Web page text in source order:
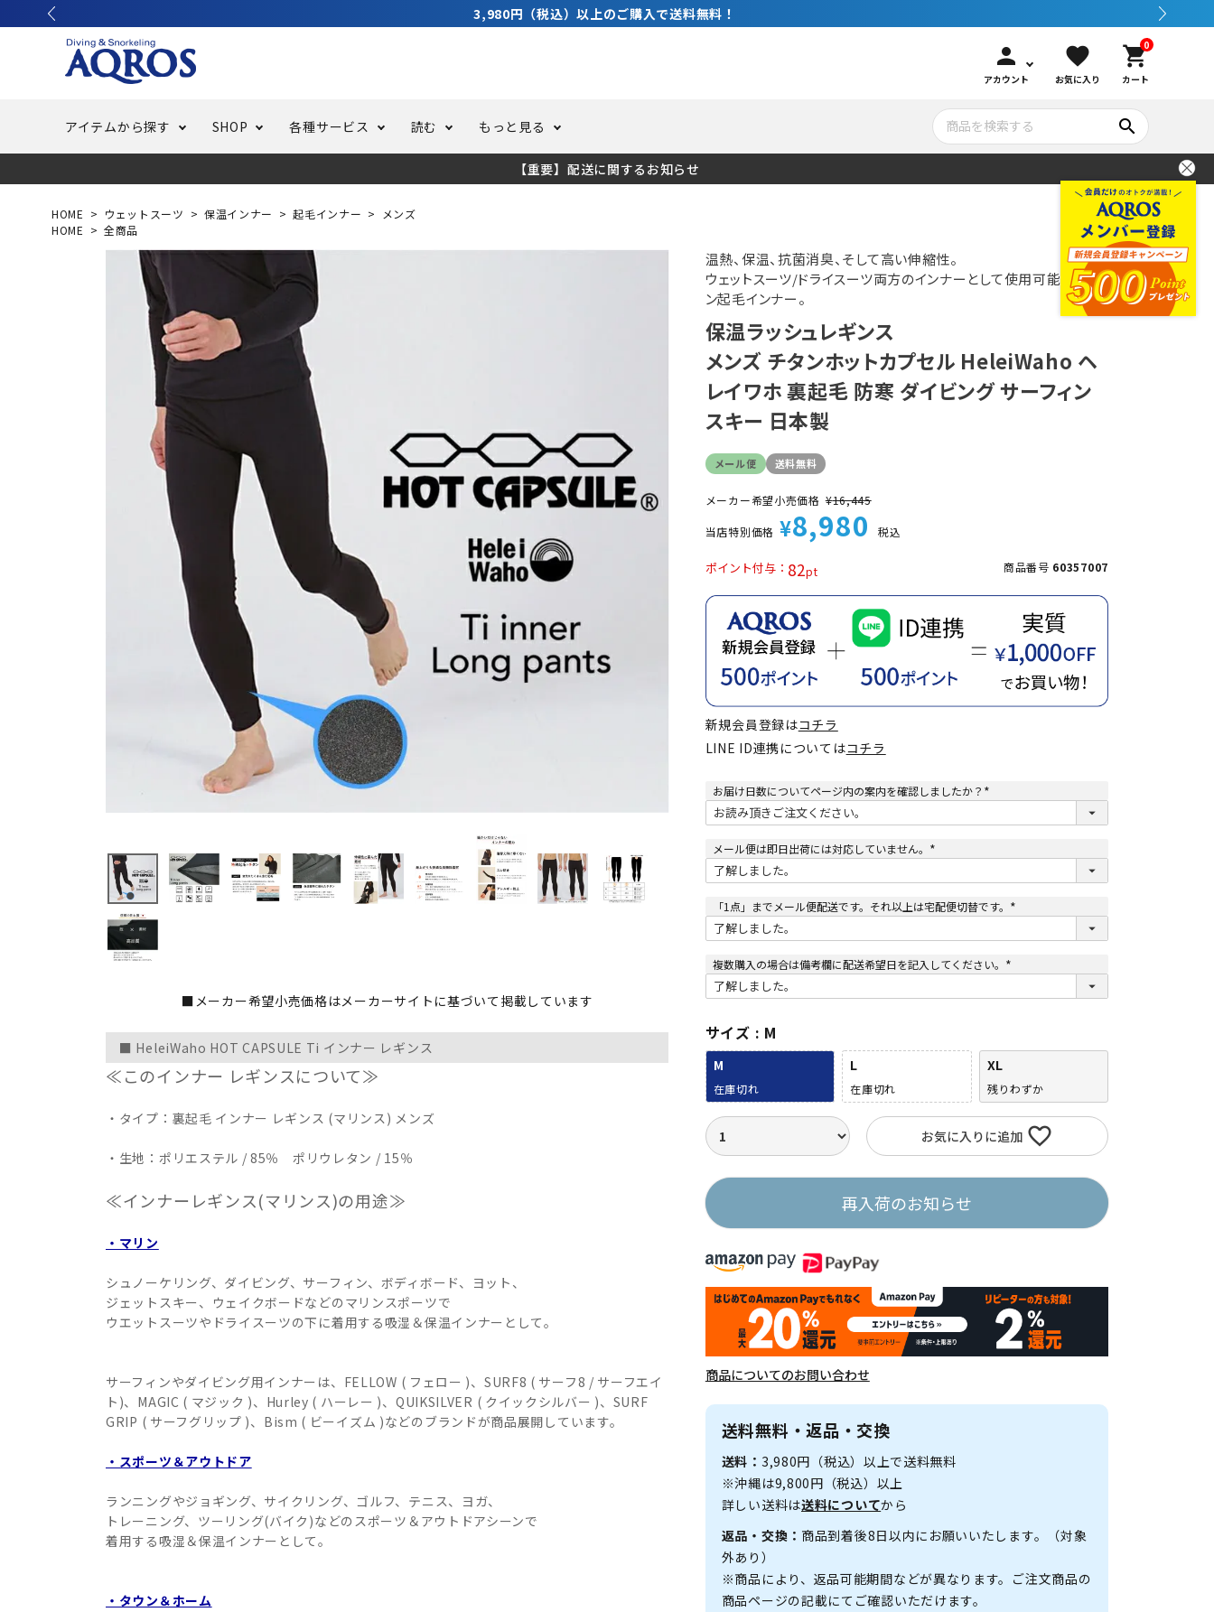
3,980円（税込）以上のご購入で送料無料！
person
アカウント
favorite
お気に入り
0
shopping_cart
カート
アイテムから探す
フリースタイルダイビング スキューバダイビング 水中ライト・ビデオライト 水中カメラ機材
バッグ・ケース メンテナンサービス・交換用パーツ
スピア・銛（モリ） アウトドア
SHOP 各種サービス 読む
でしか ちょい足しカスタム 今コレ愛用してます！ ブランド紹介
もっと見る
LINE ID連携でお買い物が便利に メルマガ登録 海の遊びをもっと知る コンセプト
search
【重要】配送に関するお知らせ
HOME ウェットスーツ 保温インナー 起毛インナー
メンズ
HOME
全商品
■メーカー希望小売価格はメーカーサイトに基づいて掲載しています
■ HeleiWaho HOT CAPSULE Ti インナー レギンス
≪このインナー レギンスについて≫
・タイプ：裏起毛 インナー レギンス (マリンス) メンズ
・生地：ポリエステル / 85％ ポリウレタン / 15％
≪インナーレギンス(マリンス)の用途≫
・マリン
シュノーケリング、ダイビング、サーフィン、ボディボード、ヨット、
ジェットスキー、ウェイクボードなどのマリンスポーツで
ウエットスーツやドライスーツの下に着用する吸湿＆保温インナーとして。
サーフィンやダイビング用インナーは、FELLOW ( フェロー )、SURF8 ( サーフ8 / サーフエイ
ト)、MAGIC ( マジック )、Hurley ( ハーレー )、QUIKSILVER ( クイックシルバー )、SURF
GRIP ( サーフグリップ )、Bism ( ビーイズム )などのブランドが商品展開しています。
・スポーツ＆アウトドア
ランニングやジョギング、サイクリング、ゴルフ、テニス、ヨガ、
トレーニング、ツーリング(バイク)などのスポーツ＆アウトドアシーンで
着用する吸湿＆保温インナーとして。
・タウン＆ホーム
温熱、保温、抗菌消臭、そして高い伸縮性。
ウェットスーツ/ドライスーツ両方のインナーとして使用可能なチタ
ン起毛インナー。
保温ラッシュレギンス
メンズ チタンホットカプセル HeleiWaho ヘ
レイワホ 裏起毛 防寒 ダイビング サーフィン
スキー 日本製
メール便 送料無料
メーカー希望小売価格 ¥16,445
当店特別価格 ¥8,980 税込
82
ポイント付与 商品番号 60357007
新規会員登録はコチラ
LINE ID連携についてはコチラ
お届け日数についてページ内の案内を確認しましたか？
(
須
メール便は即日出荷には対応していません。
(
須
「1点」までメール便配送です。それ以上は宅配便切替です。
(
須
複数購入の場合は備考欄に配送希望日を記入してください。
(
須
サイズ M
M
在庫切れ
L
在庫切れ
XL
残りわずか
お気に入りに追加
再入荷のお知らせ
商品についてのお問い合わせ
送料無料・返品・交換
送料： 3,980円（税込）以上で送料無料
※沖縄は9,800円（税込）以上
詳しい送料は送料についてから
返品・交換： 商品到着後8日以内にお願いいたします。（対象
外あり）
※商品により、返品可能期間などが異なります。ご注文商品の
商品ページの記載にてご確認いただけます。